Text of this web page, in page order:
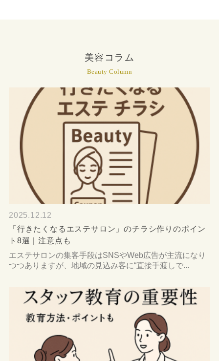
美容コラム
Beauty Column
2025.12.12
「行きたくなるエステサロン」のチラシ作りのポイン
ト8選｜注意点も
エステサロンの集客手段はSNSやWeb広告が主流になり
つつありますが、地域の見込み客に“直接手渡しで...